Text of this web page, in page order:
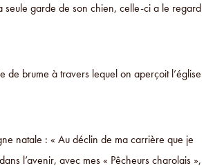
seule garde de son chien, celle-ci a le regard
de brume à travers lequel on aperçoit l’église
natale : « Au déclin de ma carrière que je
l’avenir, avec mes « Pêcheurs charolais »,